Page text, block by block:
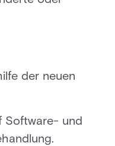
der neuen
Software- und